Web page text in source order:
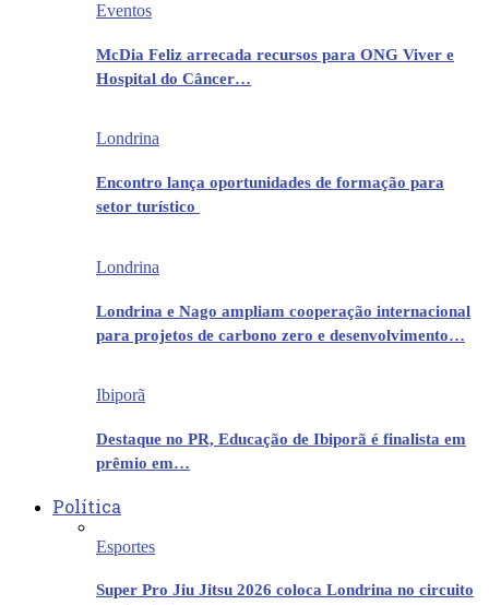
Eventos
McDia Feliz arrecada recursos para ONG Viver e
Hospital do Câncer…
Londrina
Encontro lança oportunidades de formação para
setor turístico
Londrina
Londrina e Nago ampliam cooperação internacional
para projetos de carbono zero e desenvolvimento…
Ibiporã
Destaque no PR, Educação de Ibiporã é finalista em
prêmio em…
Política
Esportes
Super Pro Jiu Jitsu 2026 coloca Londrina no circuito